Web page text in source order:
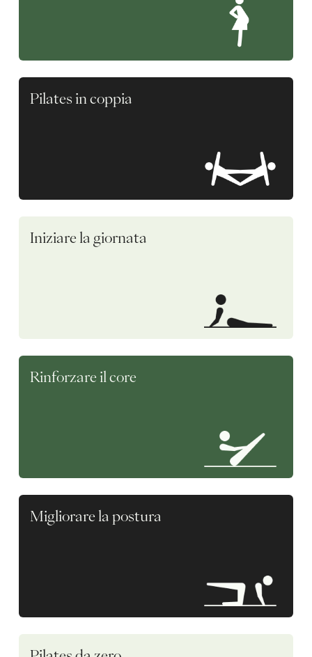
Pilates in coppia
Iniziare la giornata
Rinforzare il core
Migliorare la postura